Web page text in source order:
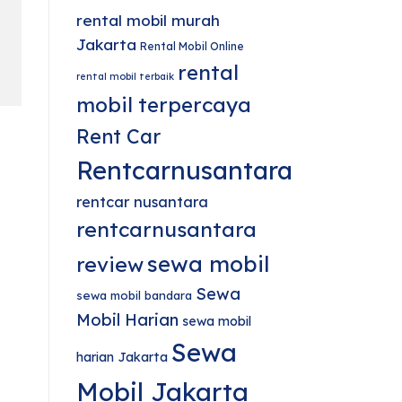
rental mobil murah
Jakarta Rental Mobil Online
rental mobil terbaik rental
mobil terpercaya
Rent Car
Rentcarnusantara
rentcar nusantara
rentcarnusantara
reviewsewa mobil
sewa mobil bandara Sewa
Mobil Harian sewa mobil
harian Jakarta Sewa
Mobil Jakarta